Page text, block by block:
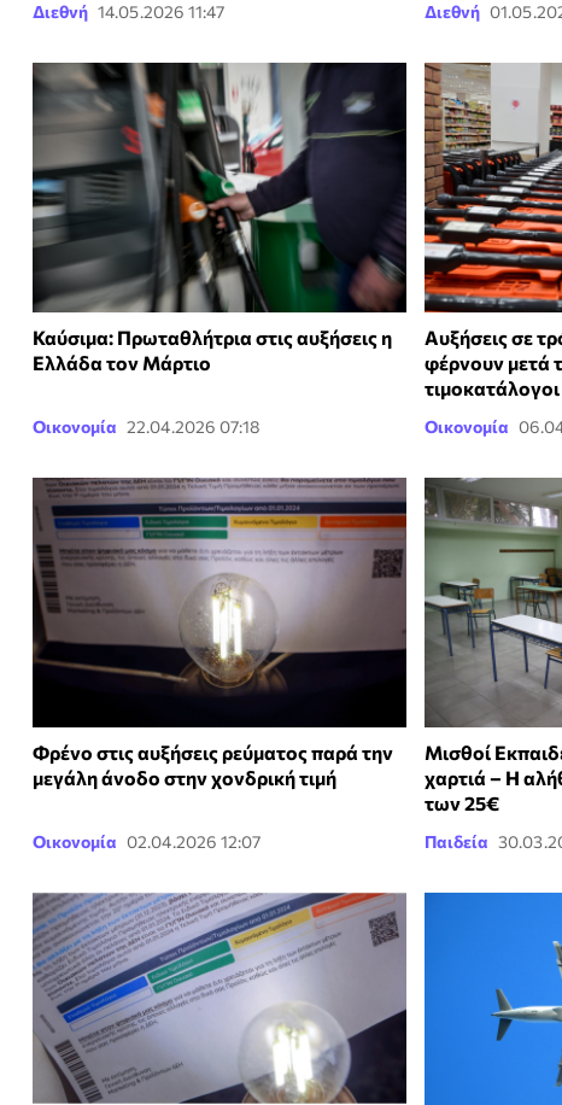
Διεθνή 14.05.2026 11:47 Διεθνή
Καύσιμα: Πρωταθλήτρια στις αυξήσεις η
Ελλάδα τον Μάρτιο
Οικονομία 22.04.2026 07:18
Αυξήσεις σε
φέρνουν μετά
τιμοκατάλογοι
Οικονομία
Φρένο στις αυξήσεις ρεύματος παρά την
μεγάλη άνοδο στην χονδρική τιμή
Οικονομία 02.04.2026 12:07
Μισθοί
χαρτιά – Η
των 25€
Παιδεία